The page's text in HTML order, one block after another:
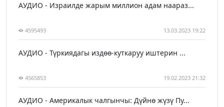
АУДИО - Израилде жарым миллион адам наараз...
4595493 13.03.2023 19:22
АУДИО - Түркиядагы издөө-куткаруу иштерин ...
4565853 19.02.2023 21:32
АУДИО - Америкалык чалгынчы: Дүйнө жүзү Пу...